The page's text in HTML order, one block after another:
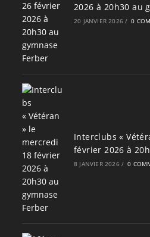
2026 à 20h30 au
20 JANVIER 2026 / 0
Interclubs «
février 2026 à
8 JANVIER 2026 / 0